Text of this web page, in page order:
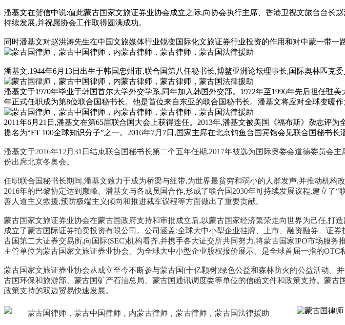
潘基文在贺信中说:值此蒙古国家文旅证券业协会成立之际,向协会执行主席、香港卫视文旅台台长
持续发展,并祝愿协会工作取得圆满成功。
同时潘基文对赵洪涛先生在中国文旅媒体行业锐变国际化文旅证券行业投资的作用和对中蒙一带一
潘基文,1944年6月13日出生于韩国忠州市,联合国第八任秘书长,博鳌亚洲论坛理事长,国际奥林匹克委
潘基文于1970年毕业于韩国首尔大学外交学系,同年加入韩国外交部。1972年至1996年先后担任驻
年正式任职成为第8位联合国秘书长。他是首位来自东亚的联合国秘书长。潘基文将应对全球变暖作
2011年6月21日,潘基文在第65届联合国大会上获得连任。2013年,潘基文被美国《福布斯》杂志评
提名为“FT 100全球知识分子”之一。2016年7月7日,国家主席在北京钓鱼台国宾馆会见联合国秘书长
潘基文于2016年12月31日结束联合国秘书长第二个五年任期,2017年被选为国际奥委会道德委员会
份出席北京冬奥会。
任职联合国秘书长期间,潘基文致力于成为桥梁与纽带,为世界最贫穷和弱小的人群发声,并推动机
2016年的巴黎协定达到巅峰。潘基文与各成员国合作,形成了联合国2030年可持续发展议程,建立了
善人道主义救援,预防极端主义倾向和推进裁军议程等方面做出了重要贡献。
蒙古国家文旅证券业协会在蒙古国政府支持和审批成立后,以蒙古国家经济繁荣走向世界为己任,
成立了蒙古国际证券拍卖投资有限公司。公司涵盖:全球大中小型企业挂牌、上市、融资融券、证
古国第二大证券交易所,向国际(SEC)机构看齐,并携手各大证交所共同努力,将蒙古国家IPO市场服
主管单位为蒙古国家文旅证券业协会。为全球大中小型企业股权报价展示。是全球首屈一指的OTC
蒙古国家文旅证券业协会从成立至今不断参与蒙古国(十亿颗树)绿色公益和森林防火的公益活动
古国环保和旅游部、蒙古国矿产石油总局、蒙古国通讯调度委等单位的信函文件和政策支持。蒙
政策支持的双边贸易快速发展。